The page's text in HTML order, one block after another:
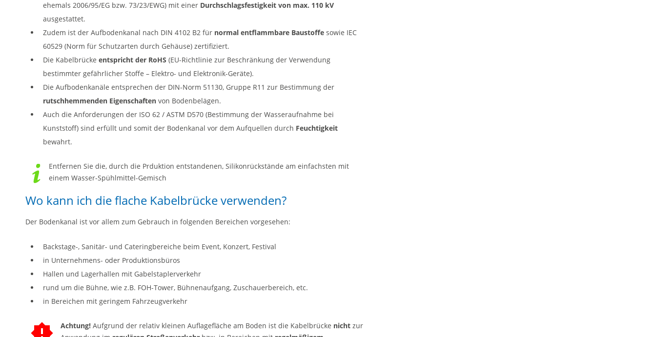
ehemals 2006/95/EG bzw. 73/23/EWG) mit einer Durchschlagsfestigkeit von max. 110 kV
ausgestattet.
Zudem ist der Aufbodenkanal nach DIN 4102 B2 für normal entflammbare Baustoffe sowie IEC
60529 (Norm für Schutzarten durch Gehäuse) zertifiziert.
Die Kabelbrücke entspricht der RoHS (EU-Richtlinie zur Beschränkung der Verwendung
bestimmter gefährlicher Stoffe – Elektro- und Elektronik-Geräte).
Die Aufbodenkanäle entsprechen der DIN-Norm 51130, Gruppe R11 zur Bestimmung der
rutschhemmenden Eigenschaften von Bodenbelägen.
Auch die Anforderungen der ISO 62 / ASTM D570 (Bestimmung der Wasseraufnahme bei
Kunststoff) sind erfüllt und somit der Bodenkanal vor dem Aufquellen durch Feuchtigkeit
bewahrt.
Entfernen Sie die, durch die Prduktion entstandenen, Silikonrückstände am einfachsten mit
einem Wasser-Spühlmittel-Gemisch
Wo kann ich die flache Kabelbrücke verwenden?
Der Bodenkanal ist vor allem zum Gebrauch in folgenden Bereichen vorgesehen:
Backstage-, Sanitär- und Cateringbereiche beim Event, Konzert, Festival
in Unternehmens- oder Produktionsbüros
Hallen und Lagerhallen mit Gabelstaplerverkehr
rund um die Bühne, wie z.B. FOH-Tower, Bühnenaufgang, Zuschauerbereich, etc.
in Bereichen mit geringem Fahrzeugverkehr
Achtung! Aufgrund der relativ kleinen Auflagefläche am Boden ist die Kabelbrücke nicht zur